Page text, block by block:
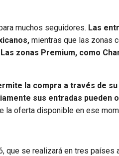
muchos seguidores. Las
mientras que las zonas
zonas Premium, como
la compra a través de
sus entradas pueden
la oferta disponible en ese
que se realizará en tres